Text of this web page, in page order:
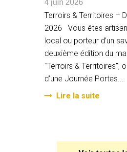
4 juin 2026
Terroirs & Territoires –
2026 Vous êtes
local ou porteur d’un
deuxième édition du
"Terroirs & Territoires",
d’une Journée Portes...
Lire la suite